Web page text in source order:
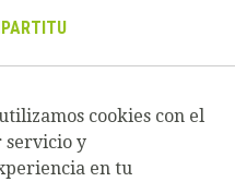
cookies con el
servicio y
en tu